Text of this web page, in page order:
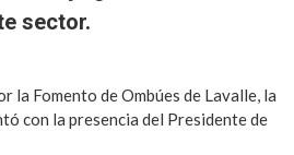
sector.
la Fomento de Ombúes de Lavalle, la
con la presencia del Presidente de